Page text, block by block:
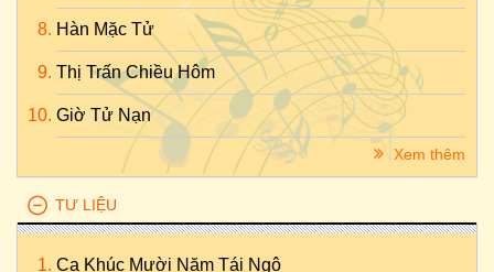
Hàn Mặc Tử
Thị Trấn Chiều Hôm
Giờ Tử Nạn
Xem thêm
TƯ LIỆU
Ca Khúc Mười Năm Tái Ngộ